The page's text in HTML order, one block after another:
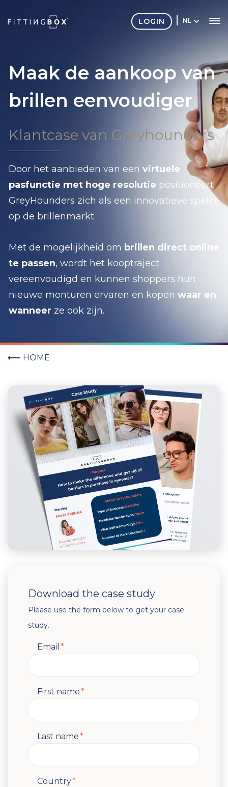
NL
LOGIN
Maak de aankoop van
brillen eenvoudiger
Klantcase van Greyhounders
Door het aanbieden van een virtuele
pasfunctie met hoge resolutie positioneert
GreyHounders zich als een innovatieve speler
op de brillenmarkt.
Met de mogelijkheid om brillen direct online
te passen, wordt het kooptraject
vereenvoudigd en kunnen shoppers hun
nieuwe monturen ervaren en kopen waar en
wanneer ze ook zijn.
HOME
Download the case study
Please use the form below to get your case
study.
Email *
First name*
Last name*
Country*